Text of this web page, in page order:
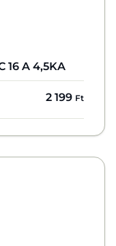
16 A 4,5KA
2 199 Ft